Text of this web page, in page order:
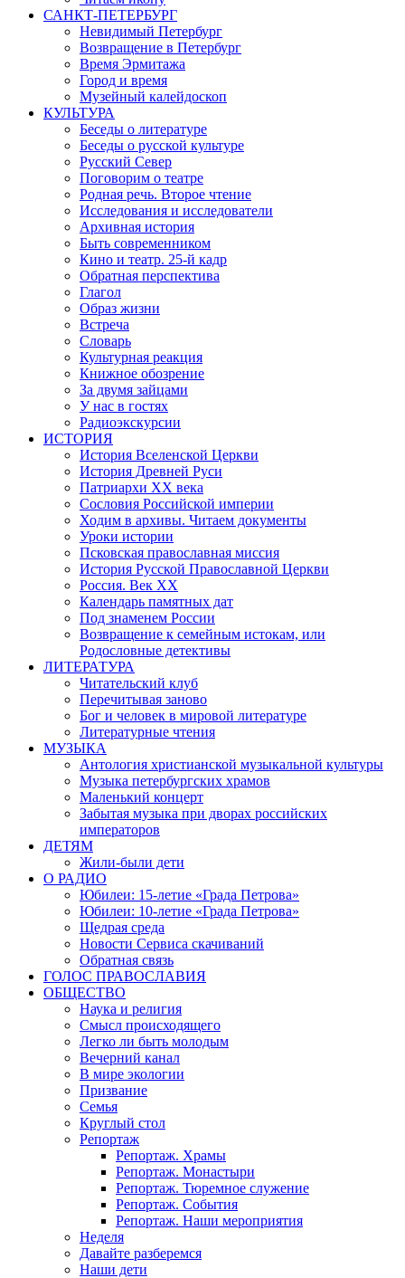
САНКТ-ПЕТЕРБУРГ
Невидимый Петербург
Возвращение в Петербург
Время Эрмитажа
Город и время
Музейный калейдоскоп
КУЛЬТУРА
Беседы о литературе
Беседы о русской культуре
Русский Север
Поговорим о театре
Родная речь. Второе чтение
Исследования и исследователи
Архивная история
Быть современником
Кино и театр. 25-й кадр
Обратная перспектива
Глагол
Образ жизни
Встреча
Словарь
Культурная реакция
Книжное обозрение
За двумя зайцами
У нас в гостях
Радиоэкскурсии
ИСТОРИЯ
История Вселенской Церкви
История Древней Руси
Патриархи XX века
Сословия Российской империи
Ходим в архивы. Читаем документы
Уроки истории
Псковская православная миссия
История Русской Православной Церкви
Россия. Век ХХ
Календарь памятных дат
Под знаменем России
Возвращение к семейным истокам, или
Родословные детективы
ЛИТЕРАТУРА
Читательский клуб
Перечитывая заново
Бог и человек в мировой литературе
Литературные чтения
МУЗЫКА
Антология христианской музыкальной культуры
Музыка петербургских храмов
Маленький концерт
Забытая музыка при дворах российских
императоров
ДЕТЯМ
Жили-были дети
О РАДИО
Юбилеи: 15-летие «Града Петрова»
Юбилеи: 10-летие «Града Петрова»
Щедрая среда
Новости Сервиса скачиваний
Обратная связь
ГОЛОС ПРАВОСЛАВИЯ
ОБЩЕСТВО
Наука и религия
Смысл происходящего
Легко ли быть молодым
Вечерний канал
В мире экологии
Призвание
Семья
Круглый стол
Репортаж
Репортаж. Храмы
Репортаж. Монастыри
Репортаж. Тюремное служение
Репортаж. События
Репортаж. Наши мероприятия
Неделя
Давайте разберемся
Наши дети